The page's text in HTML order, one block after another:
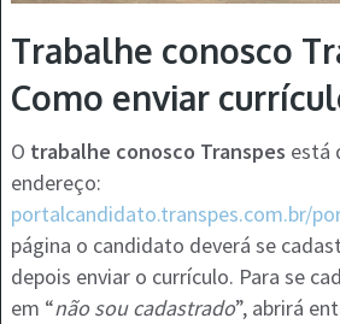
Trabalhe conosco
Como enviar
O trabalhe conosco Transpes está
endereço:
portalcandidato.transpes.com.br/
página o candidato deverá se
depois enviar o currículo. Para se
em “não sou cadastrado”, abrirá